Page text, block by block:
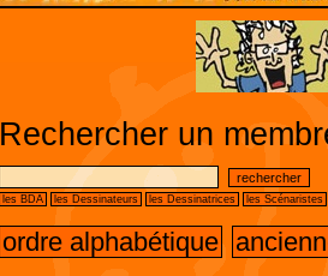
Rechercher un
les BDA les Dessinateurs les Dessinatrices les Scénaristes
ordre alphabétique